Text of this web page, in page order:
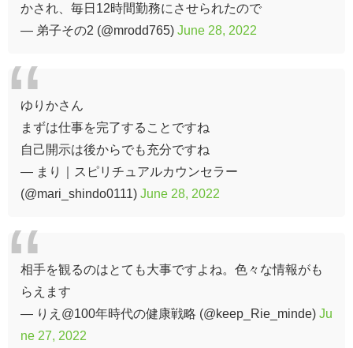
かされ、毎日12時間勤務にさせられたので
— 弟子その2 (@mrodd765) June 28, 2022
ゆりかさん
まずは仕事を完了することですね
自己開示は後からでも充分ですね
— まり｜スピリチュアルカウンセラー
(@mari_shindo0111) June 28, 2022
相手を観るのはとても大事ですよね。色々な情報がも
らえます
— りえ@100年時代の健康戦略 (@keep_Rie_minde) Ju
ne 27, 2022